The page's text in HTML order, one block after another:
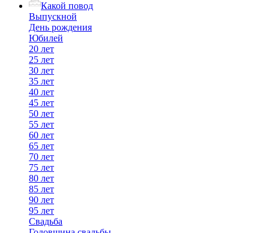
Какой повод
Выпускной
День рождения
Юбилей
20 лет
25 лет
30 лет
35 лет
40 лет
45 лет
50 лет
55 лет
60 лет
65 лет
70 лет
75 лет
80 лет
85 лет
90 лет
95 лет
Свадьба